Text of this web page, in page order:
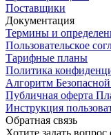
Поставщики
Документация
Термины и
Пользовательское
Тарифные планы
Политика
Алгоритм
Публичная оферта
Инструкция
Обратная связь
Хотите задать